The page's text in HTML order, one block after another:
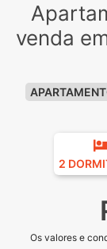
venda
2
Os valores e